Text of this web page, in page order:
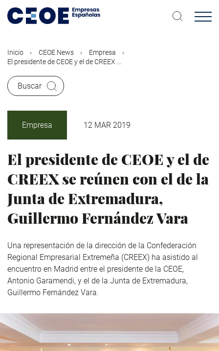
contenido
Inicio CEOE News
Empresa
El presidente de CEOE y el de CREEX ...
Buscar
Empresa 12 MAR 2019
El presidente de CEOE y el de
CREEX se reúnen con el de la
Junta de Extremadura,
Guillermo Fernández Vara
Una representación de la dirección de la Confederación
Regional Empresarial Extremeña (CREEX) ha asistido al
encuentro en Madrid entre el presidente de la CEOE,
Antonio Garamendi, y el de la Junta de Extremadura,
Guillermo Fernández Vara.